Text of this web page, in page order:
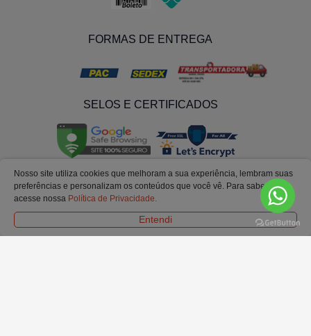
FORMAS DE ENTREGA
SELOS E CERTIFICADOS
Nosso site utiliza cookies que melhoram a sua experiência, lembram suas
preferências e personalizam os conteúdos que você vê. Para saber mais
acesse nossa Política de Privacidade.
Entendi